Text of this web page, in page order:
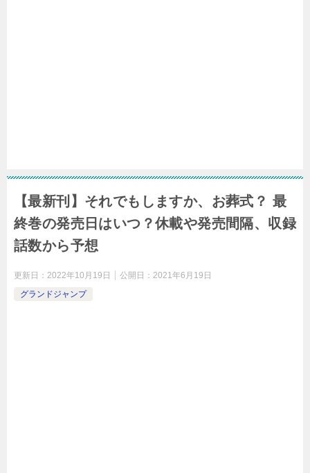
【最新刊】それでもしますか、お葬式？ 最
終巻の発売日はいつ？休載や発売間隔、収録
話数から予想
更新日： 2022年10月19日 公開日： 2021年6月19日
グランドジャンプ